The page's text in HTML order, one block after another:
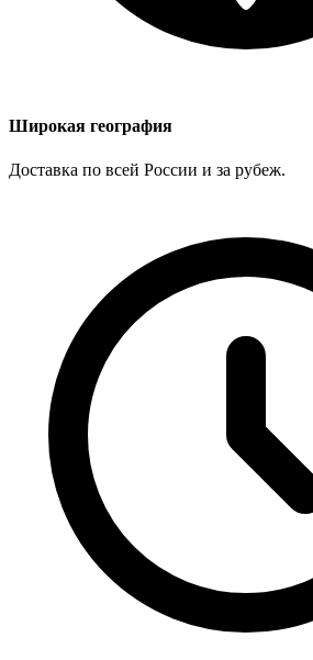
Широкая география
Доставка по всей России и за рубеж.